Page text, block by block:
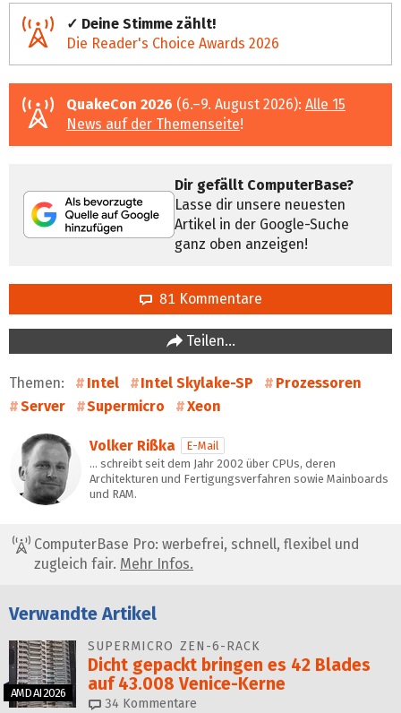
✓ Deine Stimme zählt!
Die Reader's Choice Awards 2026
QuakeCon 2026 (6.–9. August 2026): Alle 15
News auf der Themenseite!
Dir gefällt ComputerBase?
Lasse dir unsere neuesten
Artikel in der Google-Suche
ganz oben anzeigen!
81 Kommentare
Teilen…
Themen: Intel Intel Skylake-SP
Prozessoren
Server
Supermicro Xeon
Volker Rißka
E-Mail
… schreibt seit dem Jahr 2002 über CPUs, deren
Architekturen und Fertigungsverfahren sowie Mainboards
und RAM.
ComputerBase Pro: werbefrei, schnell, flexibel und
zugleich fair. Mehr Infos.
Verwandte Artikel
AMD AI 2026
SUPERMICRO ZEN-6-RACK
Dicht gepackt bringen es 42 Blades
auf 43.008 Venice-Kerne
34 Kommentare